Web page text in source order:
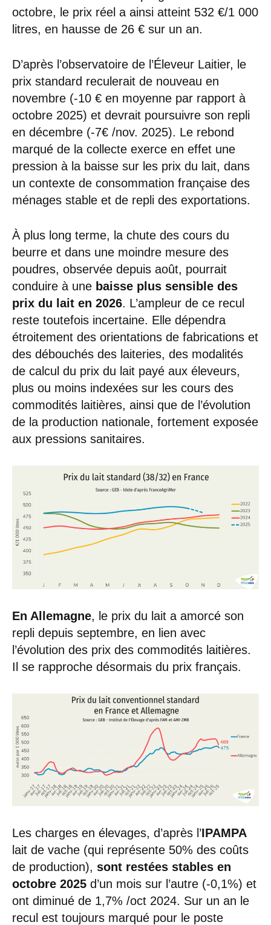
octobre, le prix réel a ainsi atteint 532 €/1 000
litres, en hausse de 26 € sur un an.
D’après l’observatoire de l’Éleveur Laitier, le
prix standard reculerait de nouveau en
novembre (-10 € en moyenne par rapport à
octobre 2025) et devrait poursuivre son repli
en décembre (-7€ /nov. 2025). Le rebond
marqué de la collecte exerce en effet une
pression à la baisse sur les prix du lait, dans
un contexte de consommation française des
ménages stable et de repli des exportations.
À plus long terme, la chute des cours du
beurre et dans une moindre mesure des
poudres, observée depuis août, pourrait
conduire à une baisse plus sensible des
prix du lait en 2026. L’ampleur de ce recul
reste toutefois incertaine. Elle dépendra
étroitement des orientations de fabrications et
des débouchés des laiteries, des modalités
de calcul du prix du lait payé aux éleveurs,
plus ou moins indexées sur les cours des
commodités laitières, ainsi que de l’évolution
de la production nationale, fortement exposée
aux pressions sanitaires.
En Allemagne, le prix du lait a amorcé son
repli depuis septembre, en lien avec
l’évolution des prix des commodités laitières.
Il se rapproche désormais du prix français.
Les charges en élevages, d’après l’IPAMPA
lait de vache (qui représente 50% des coûts
de production), sont restées stables en
octobre 2025 d’un mois sur l’autre (-0,1%) et
ont diminué de 1,7% /oct 2024. Sur un an le
recul est toujours marqué pour le poste